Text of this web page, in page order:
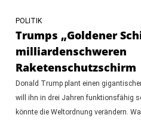
POLITIK
Trumps „Goldener
milliardenschweren
Raketenschutzschirm
Donald Trump plant einen
will ihn in drei Jahren funktionsfähig
könnte die Weltordnung verändern.